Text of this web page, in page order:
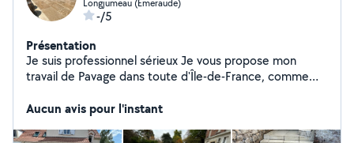
Longjumeau (Emeraude)
-/5
Présentation
Je suis professionnel sérieux Je vous propose mon
travail de Pavage dans toute d'Île-de-France, comme
nous moi et mes équipes n'hésitez pas de nous
Aucun avis pour l'instant